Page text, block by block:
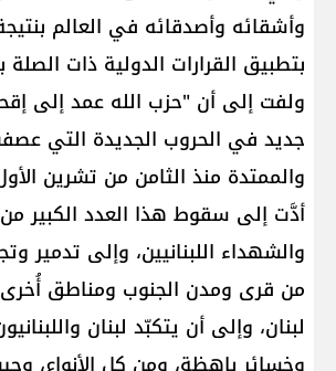
وأشقائه وأصدقائه في العالم
بتطبيق القرارات الدولية ذات الصلة
ولفت إلى أن "حزب الله عمد إلى
جديد في الحروب الجديدة التي
أدَّت إلى سقوط هذا العدد الكبير من
والشهداء اللبنانيين، وإلى تدمير
من قرى ومدن الجنوب ومناطق
لبنان، وإلى أن يتكبّد لبنان